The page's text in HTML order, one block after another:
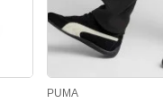
PUMA